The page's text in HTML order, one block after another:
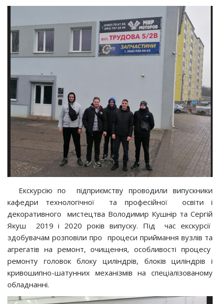
Екскурсію по підприємству проводили випускники
кафедри технологічної та професійної освіти і
декоративного мистецтва Володимир Кушнір та Сергій
Якуш 2019 і 2020 років випуску. Під час екскурсії
здобувачам розповіли про процеси приймання вузлів та
агрегатів на ремонт, очищення, особливості процесу
ремонту головок блоку циліндрів, блоків циліндрів і
кривошипно-шатунних механізмів на спеціалізованому
обладнанні.